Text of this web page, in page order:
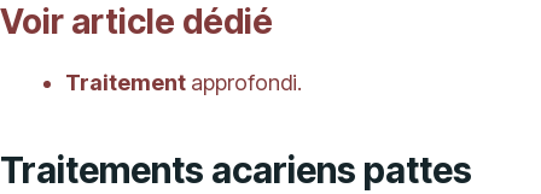
Voir article dédié
Traitement approfondi.
Traitements acariens pattes